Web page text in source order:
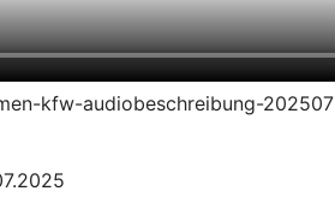
kfw-audiobeschreibung-202507